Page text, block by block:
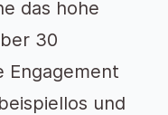
das hohe
30
Engagement
und